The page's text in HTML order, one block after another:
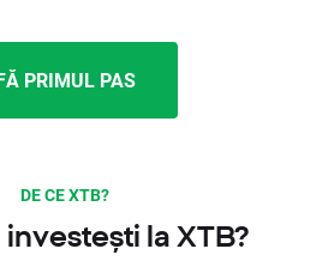
PRIMUL PAS
DE CE XTB?
investești la XTB?